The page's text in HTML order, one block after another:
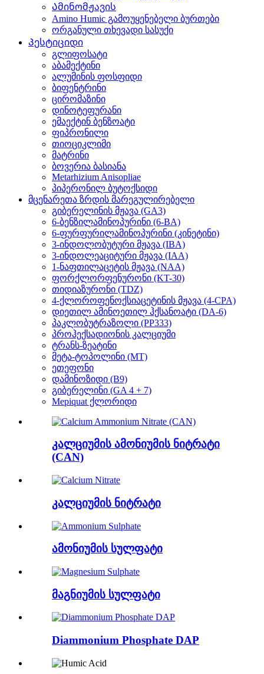
Ამინომჟავის
Amino Humic გამოუყენებელი ბურთები
ორგანული თხევადი სასუქი
Პესტიციდი
გლიფოსატი
აბამექტინი
ალუმინის ფოსფიდი
ბიფენტრინი
ცირომაზინი
დინოტეფურანი
ემაექტინ ბენზოატი
ფიპრონილი
თიოციკლიმი
მატრინი
ბოვერია ბასიანა
Metarhizium Anisopliae
პიპერონილ ბუტოქსიდი
მცენარეთა ზრდის მარეგულირებელი
გიბერელინის მჟავა (GA3)
6-ბენზილამინოპურინი (6-BA)
6-ფურფურილამინოპურინი (კინეტინი)
3-ინდოლობუტური მჟავა (IBA)
3-ინდოლეაციტური მჟავა (IAA)
1-ნაფთილაცეტის მჟავა (NAA)
ფორქლორფენურონი (KT-30)
თიდიაზურონი (TDZ)
4-ქლოროფენოქსიაცეტინის მჟავა (4-CPA)
დიეთილ ამინოეთილ ჰქსანოატი (DA-6)
პაკლობუტრაზოლი (PP333)
პროჰექსადიონის კალციუმი
ტრანს-ზეატინი
მეტა-ტოპოლინი (MT)
ეთეფონი
დამინოზიდი (B9)
გიბერელინი (GA 4 + 7)
Mepiquat ქლორიდი
კალციუმის ამონიუმის ნიტრატი
(CAN)
კალციუმის ნიტრატი
ამონიუმის სულფატი
მაგნიუმის სულფატი
Diammonium Phosphate DAP